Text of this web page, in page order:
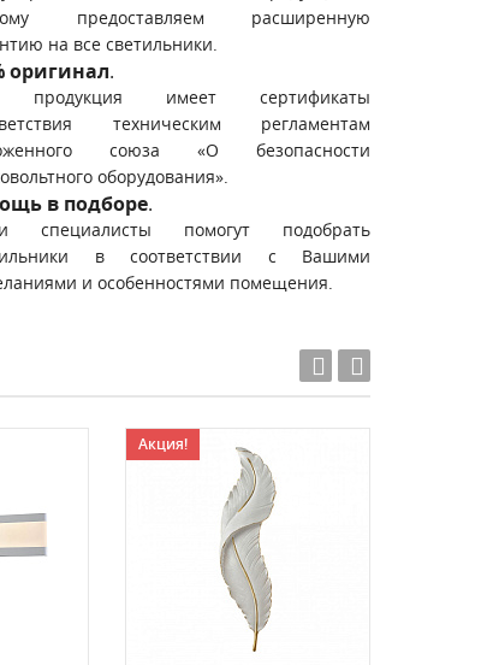
предоставляем расширенную
на все светильники.
оригинал.
продукция имеет сертификаты
техническим регламентам
союза «О безопасности
оборудования».
в подборе.
специалисты помогут подобрать
в соответствии с Вашими
и особенностями помещения.
Акция!